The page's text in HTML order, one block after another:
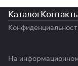
Каталог
На